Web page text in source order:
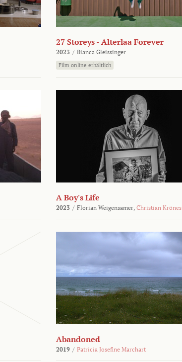
27 Storeys - Alterlaa Forever
2023 / Bianca Gleissinger
Film online erhältlich
A Boy's Life
2023 / Florian Weigensamer, Christian Krönes
Abandoned
2019 / Patricia Josefine Marchart